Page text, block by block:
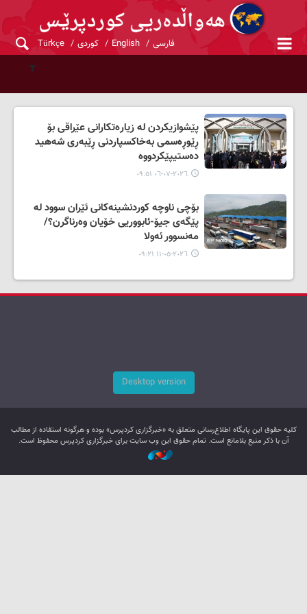
فارسی English کوردی Türkçe
پێشوازیکردن لە زیارەتکارانی عێراقی بۆ
ڕێوڕەسمی بەخاکسپاردنی ڕێبەری شەهید
دەستیپێکردووە
٢٠٢٦-٠٧-٠٦ ٠٩:٥١
بۆچی ناوچە کوردنشینەکانی ئێران سوود لە
پێگەی جیۆ-ئابووریی خۆیان وەرناگرن؟/
مەنسوور ئەولا
٢٠٢٦-٠٥-١١ ٠٩:٢١
Desktop version
کليه حقوق اين پایگاه اطلاع‌رسانی متعلق به «خبرگزاری کردپرس» بوده و هرگونه استفاده از مطالب
آن با ذکر منبع بلامانع است. تمام حقوق این وب سایت برای خبرگزاری کردپرس محفوظ است.